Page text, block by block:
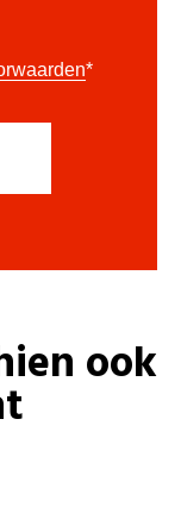
*
ook